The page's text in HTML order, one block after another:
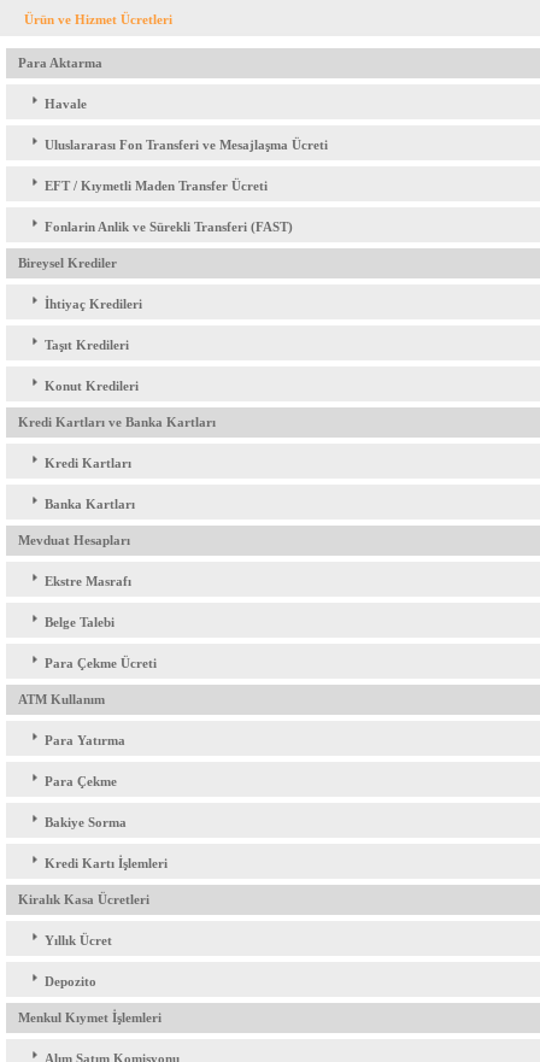
Ürün ve Hizmet Ücretleri
Para Aktarma
Havale
Uluslararası Fon Transferi ve Mesajlaşma Ücreti
EFT / Kıymetli Maden Transfer Ücreti
Fonlarin Anlik ve Sürekli Transferi (FAST)
Bireysel Krediler
İhtiyaç Kredileri
Taşıt Kredileri
Konut Kredileri
Kredi Kartları ve Banka Kartları
Kredi Kartları
Banka Kartları
Mevduat Hesapları
Ekstre Masrafı
Belge Talebi
Para Çekme Ücreti
ATM Kullanım
Para Yatırma
Para Çekme
Bakiye Sorma
Kredi Kartı İşlemleri
Kiralık Kasa Ücretleri
Yıllık Ücret
Depozito
Menkul Kıymet İşlemleri
Alım Satım Komisyonu